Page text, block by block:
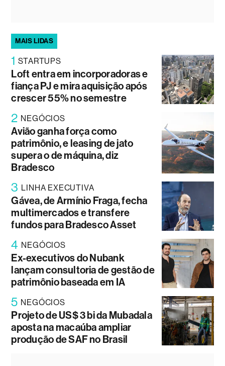
MAIS LIDAS
1 STARTUPS
Loft entra em incorporadoras e
fiança PJ e mira aquisição após
crescer 55% no semestre
2 NEGÓCIOS
Avião ganha força como
patrimônio, e leasing de jato
supera o de máquina, diz
Bradesco
3 LINHA EXECUTIVA
Gávea, de Armínio Fraga, fecha
multimercados e transfere
fundos para Bradesco Asset
4 NEGÓCIOS
Ex-executivos do Nubank
lançam consultoria de gestão de
patrimônio baseada em IA
5 NEGÓCIOS
Projeto de US$ 3 bi da Mubadala
aposta na macaúba ampliar
produção de SAF no Brasil